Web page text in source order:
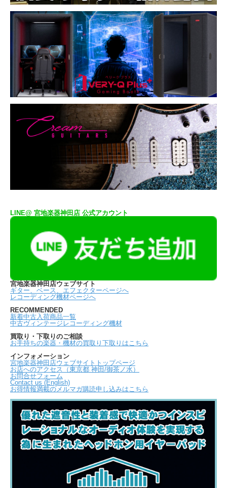
LINE@ 宮地楽器神田店 公式アカウント
宮地楽器神田店ウェブサイト
ギター、ベース、エフェクターページへ
レコーディング機材ページへ
RECOMMENDED
新着中古入荷商品一覧
中古ヴィンテージレコーディング機材
買取り・下取りのご相談
お手持ちの楽器・機材の買取り下取りはこちら
インフォメーション
宮地楽器神田店ウェブサイトトップページ
お店へのアクセス（東京都 神田/御茶ノ水）
お問合せフォーム
Contact us (English)
お得情報満載のメルマガ購読申し込みはこちら